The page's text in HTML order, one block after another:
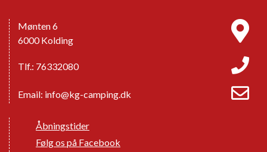
Mønten 6
6000 Kolding
Tlf.: 76332080
Email: info@kg-camping.dk
Åbningstider
Følg os på Facebook